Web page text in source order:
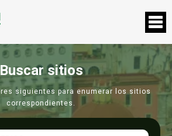
Buscar sitios
siguientes para enumerar los sitios
correspondientes.